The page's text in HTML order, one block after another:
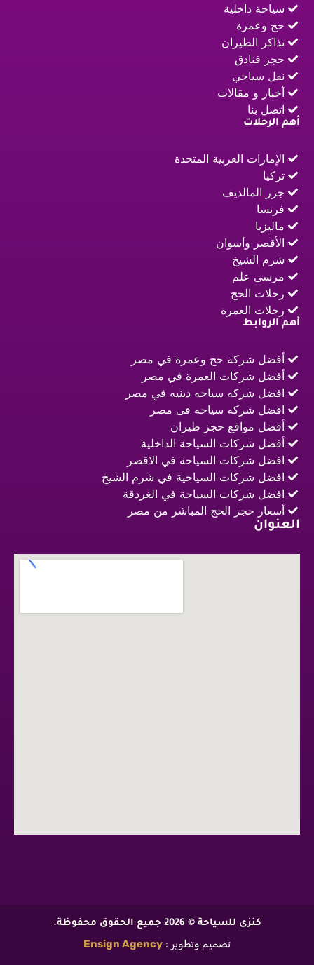
سياحة داخلية
حج وعمرة
تذاكر الطيران
حجز فنادق
نقل سياحي
أخبار و مقالات
اتصل بنا
أهم الرحلات
الإمارات العربية المتحدة
تركيا
جزر المالديف
فرنسا
ماليزيا
الأقصر وأسوان
شرم الشيخ
مرسى علم
رحلات الحج
رحلات العمرة
أهم الروابط
أفضل شركة حج وعمرة في مصر
أفضل شركات العمرة في مصر
افضل شركه سياحه دينيه في مصر
افضل شركه سياحه فى مصر
أفضل مواقع حجز طيران
أفضل شركات السياحة الداخلية
افضل شركات السياحة في الاقصر
افضل شركات السياحية في شرم الشيخ
افضل شركات السياحة في الغردقة
أسعار حجز الحج المباشر من مصر
العنوان
كنزى للسياحة © 2026 جميع الحقوق محفوظة.
تصميم وتطوير : Ensign Agency